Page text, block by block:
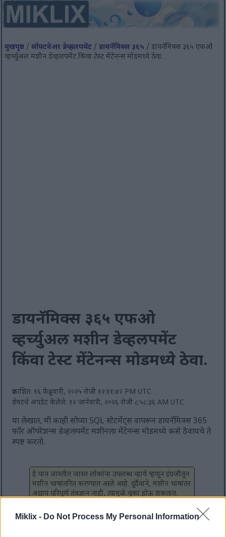
Miklix - Do Not Process My Personal Information
मुखपृष्ठ /सॉफ्टवेअर डेव्हलपमेंट /डायनॅमिक्स ३६५ / डायनॅमिक्स ३६५ एफओ
व्हर्च्युअल मशीन डेव्हलपमेंट किंवा टेस्ट मेंटेनन्स मोडमध्ये ठेवा.
डायनॅमिक्स ३६५ एफओ
व्हर्च्युअल मशीन डेव्हलपमेंट
किंवा टेस्ट मेंटेनन्स मोडमध्ये ठेवा.
प्रकाशित: १६ फेब्रुवारी, २०२५ रोजी १२:११:४२ PM UTC
शेवटचे अपडेट केलेले: १२ जानेवारी, २०२६ रोजी ८:५८:३६ AM UTC
या लेखात, मी काही सोप्या SQL स्टेटमेंट्स वापरून डायनॅमिक्स 365
फॉर ऑपरेशन्स डेव्हलपमेंट मशीनला मेंटेनन्स मोडमध्ये कसे ठेवायचे ते
स्पष्ट करतो.
हे पान जास्तीत जास्त लोकांना उपलब्ध व्हावे म्हणून इंग्रजीतून
मशीन भाषांतरित करण्यात आले आहे. दुर्दैवाने, मशीन भाषांतर
अद्याप परिपूर्ण तंत्रज्ञान नाही, त्यामुळे चुका होऊ शकतात.
शकता: